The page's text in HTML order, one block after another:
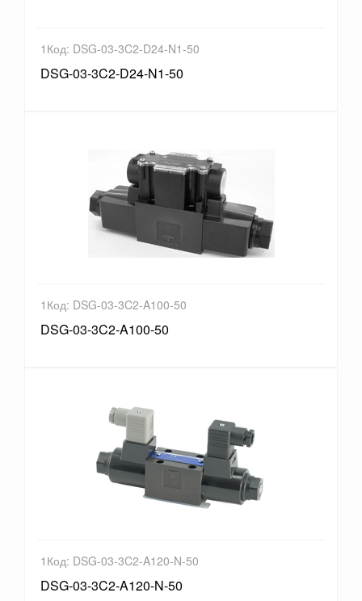
1Код: DSG-03-3C2-D24-N1-50
DSG-03-3C2-D24-N1-50
1Код: DSG-03-3C2-A100-50
DSG-03-3C2-A100-50
1Код: DSG-03-3C2-A120-N-50
DSG-03-3C2-A120-N-50